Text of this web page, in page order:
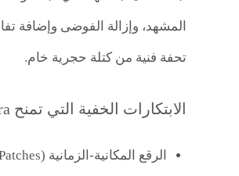
المشهد، وإزالة الفوضى وإضافة
تحفة فنية من كتلة حجرية خام.
الابتكارات الخفية التي تمنح Sora قوته الخارقة